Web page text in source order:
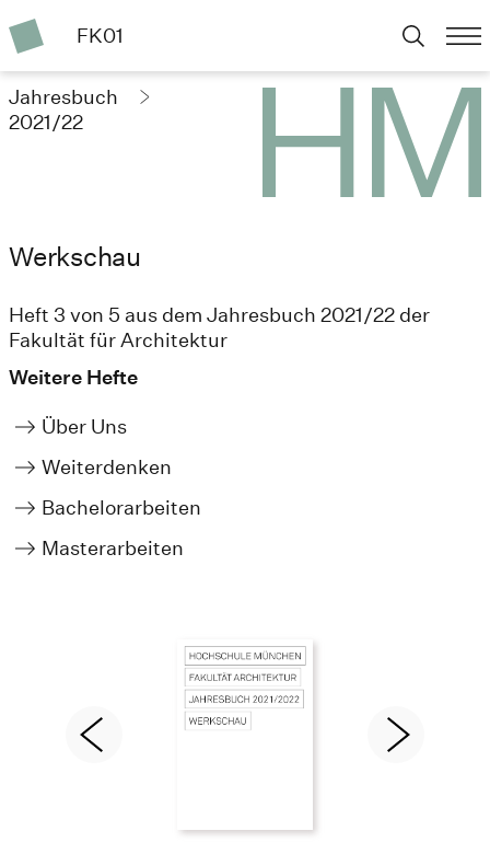
FK01
Jahresbuch
2021/22
Werkschau
Heft 3 von 5 aus dem Jahresbuch 2021/22 der
Fakultät für Architektur
Weitere Hefte
Über Uns
Weiterdenken
Bachelorarbeiten
Masterarbeiten